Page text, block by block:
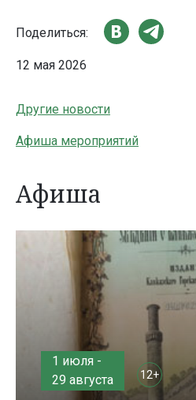
Поделиться:
12 мая 2026
Другие новости
Афиша мероприятий
Афиша
1 июля -
29 августа
12+